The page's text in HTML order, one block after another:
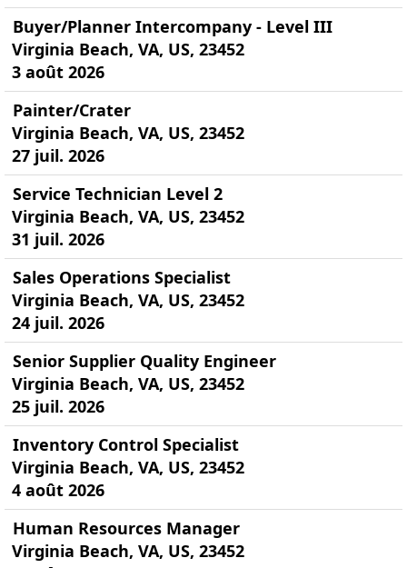
Buyer/Planner Intercompany - Level III
Virginia Beach, VA, US, 23452
3 août 2026
Painter/Crater
Virginia Beach, VA, US, 23452
27 juil. 2026
Service Technician Level 2
Virginia Beach, VA, US, 23452
31 juil. 2026
Sales Operations Specialist
Virginia Beach, VA, US, 23452
24 juil. 2026
Senior Supplier Quality Engineer
Virginia Beach, VA, US, 23452
25 juil. 2026
Inventory Control Specialist
Virginia Beach, VA, US, 23452
4 août 2026
Human Resources Manager
Virginia Beach, VA, US, 23452